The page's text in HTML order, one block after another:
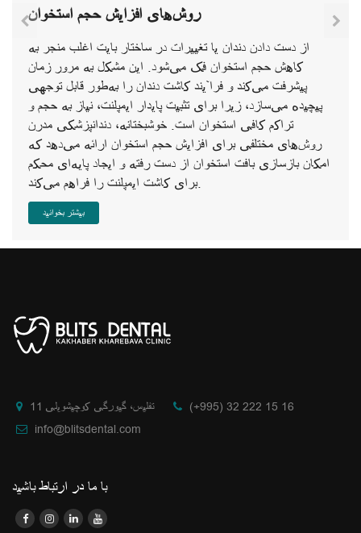
روش‌های افزایش حجم استخوان
از دست دادن دندان یا تغییرات در ساختار بایت اغلب منجر به
کاهش حجم استخوان فک می‌شود. این مشکل به مرور زمان
پیشرفت می‌کند و فرآیند کاشت دندان را به‌طور قابل توجهی
پیچیده می‌سازد، زیرا برای تثبیت پایدار ایمپلنت، نیاز به حجم و
تراکم کافی استخوان است. خوشبختانه، دندانپزشکی مدرن
روش‌های مختلفی برای افزایش حجم استخوان ارائه می‌دهد که
امکان بازسازی بافت استخوان از دست رفته و ایجاد پایه‌ای محکم
برای کاشت ایمپلنت را فراهم می‌کند.
بیشتر بخوانید
تفلیس، گیورگی کوچیشویلی 11
(+995) 32 222 15 16
info@blitsdental.com
با ما در ارتباط باشید